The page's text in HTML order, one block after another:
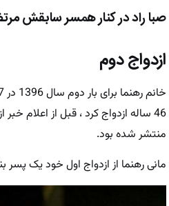
صبا راد در کنار همسر سابقش
ازدواج دوم
46 ساله ازدواج کرد ، قبل از اعلام
منتشر شده بود.
مانی رهنما از ازدواج اول خود یک پسر بنام